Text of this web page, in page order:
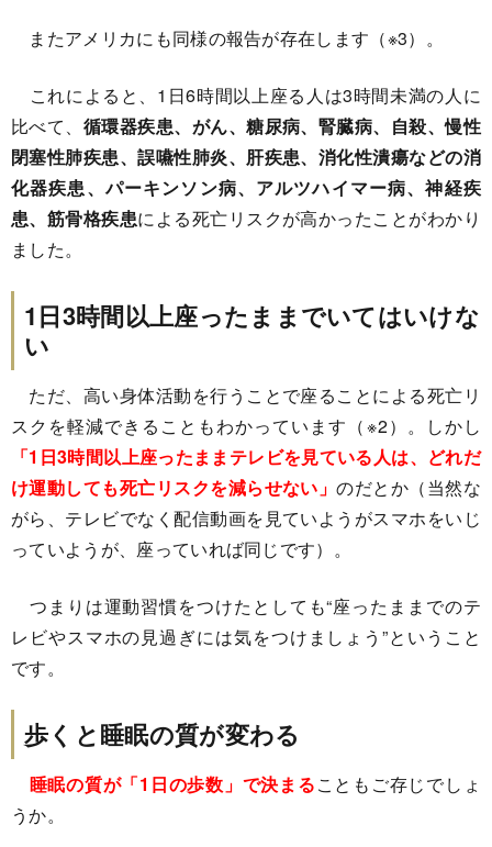
またアメリカにも同様の報告が存在します（※3）。
これによると、1日6時間以上座る人は3時間未満の人に
比べて、 循環器疾患、がん、糖尿病、腎臓病、自殺、慢性
閉塞性肺疾患、誤嚥性肺炎、肝疾患、消化性潰瘍などの消
化器疾患、パーキンソン病、アルツハイマー病、神経疾
患、筋骨格疾患による死亡リスクが高かったことがわかり
ました。
1日3時間以上座ったままでいてはいけな
い
ただ、高い身体活動を行うことで座ることによる死亡リ
スクを軽減できることもわかっています（※2）。しかし
「1日3時間以上座ったままテレビを見ている人は、どれだ
け運動しても死亡リスクを減らせない」のだとか（当然な
がら、テレビでなく配信動画を見ていようがスマホをいじ
っていようが、座っていれば同じです）。
つまりは運動習慣をつけたとしても“座ったままでのテ
レビやスマホの見過ぎには気をつけましょう”ということ
です。
歩くと睡眠の質が変わる
睡眠の質が「1日の歩数」で決まることもご存じでしょ
うか。